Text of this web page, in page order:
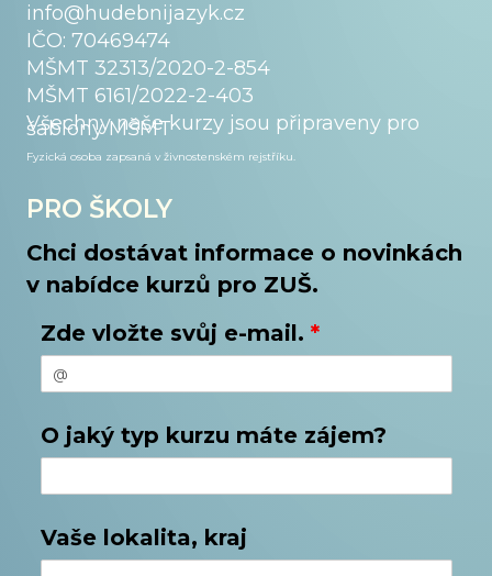
info@hudebnijazyk.cz
IČO: 70469474
MŠMT 32313/2020-2-854
MŠMT 6161/2022-2-403
Všechny naše kurzy jsou připraveny pro
šablony MŠMT
Fyzická osoba zapsaná v živnostenském rejstříku.
PRO ŠKOLY
Chci dostávat informace o novinkách
v nabídce kurzů pro ZUŠ.
Zde vložte svůj e-mail. *
O jaký typ kurzu máte zájem?
Vaše lokalita, kraj